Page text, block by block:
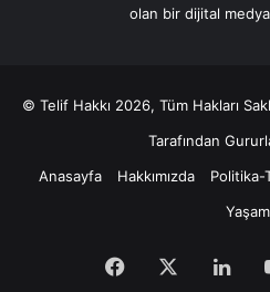
olan bir dijital
© Telif Hakkı 2026, Tüm Hakları
Tarafından
Anasayfa
Hakkımızda Politika-
Yaşam
Facebook